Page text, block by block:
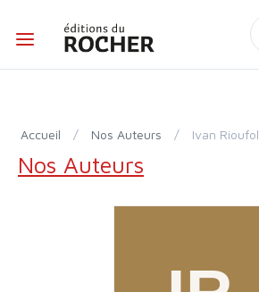
Accueil / Nos Auteurs / Ivan Rioufol
Nos Auteurs